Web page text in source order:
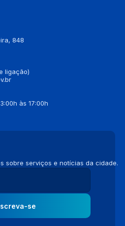
848
ligação)
às 17:00h
sobre serviços e notícias da cidade.
se